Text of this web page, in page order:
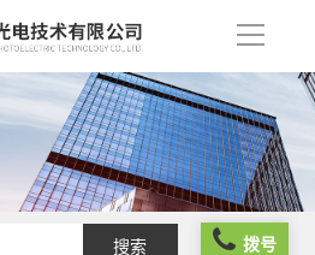
导
拨号